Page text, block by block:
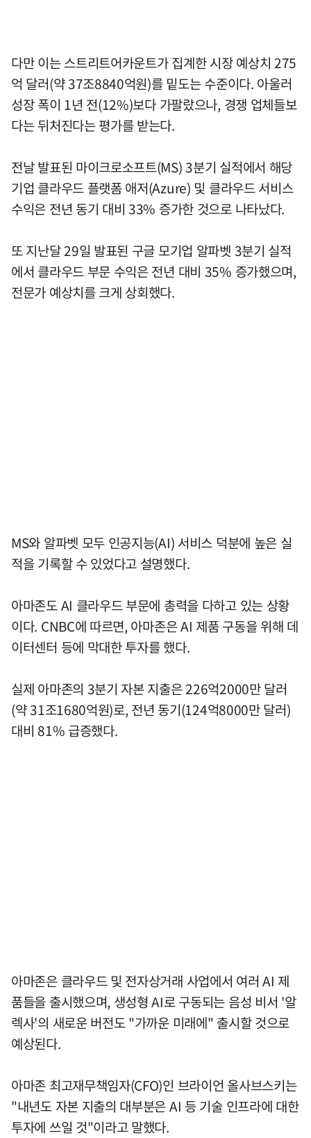
다만 이는 스트리트어카운트가 집계한 시장 예상치 275
억 달러(약 37조8840억원)를 밑도는 수준이다. 아울러
성장 폭이 1년 전(12%)보다 가팔랐으나, 경쟁 업체들보
다는 뒤처진다는 평가를 받는다.
전날 발표된 마이크로소프트(MS) 3분기 실적에서 해당
기업 클라우드 플랫폼 애저(Azure) 및 클라우드 서비스
수익은 전년 동기 대비 33% 증가한 것으로 나타났다.
또 지난달 29일 발표된 구글 모기업 알파벳 3분기 실적
에서 클라우드 부문 수익은 전년 대비 35% 증가했으며,
전문가 예상치를 크게 상회했다.
MS와 알파벳 모두 인공지능(AI) 서비스 덕분에 높은 실
적을 기록할 수 있었다고 설명했다.
아마존도 AI 클라우드 부문에 총력을 다하고 있는 상황
이다. CNBC에 따르면, 아마존은 AI 제품 구동을 위해 데
이터센터 등에 막대한 투자를 했다.
실제 아마존의 3분기 자본 지출은 226억2000만 달러
(약 31조1680억원)로, 전년 동기(124억8000만 달러)
대비 81% 급증했다.
아마존은 클라우드 및 전자상거래 사업에서 여러 AI 제
품들을 출시했으며, 생성형 AI로 구동되는 음성 비서 '알
렉사'의 새로운 버전도 "가까운 미래에" 출시할 것으로
예상된다.
아마존 최고재무책임자(CFO)인 브라이언 올사브스키는
"내년도 자본 지출의 대부분은 AI 등 기술 인프라에 대한
투자에 쓰일 것"이라고 말했다.